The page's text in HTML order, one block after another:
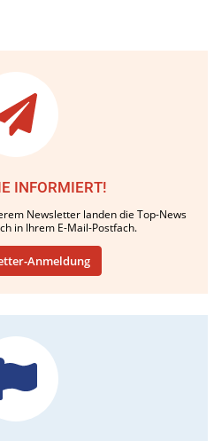
INFORMIERT!
Newsletter landen die Top-News
in Ihrem E-Mail-Postfach.
Anmeldung